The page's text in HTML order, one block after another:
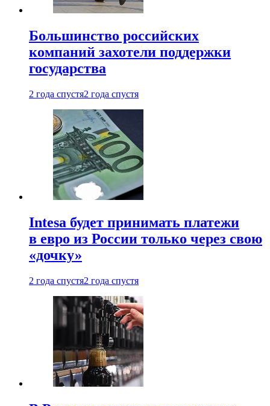
Большинство российских
компаний захотели поддержки
государства
2 года спустя2 года спустя
Intesa будет принимать платежи
в евро из России только через свою
«дочку»
2 года спустя2 года спустя